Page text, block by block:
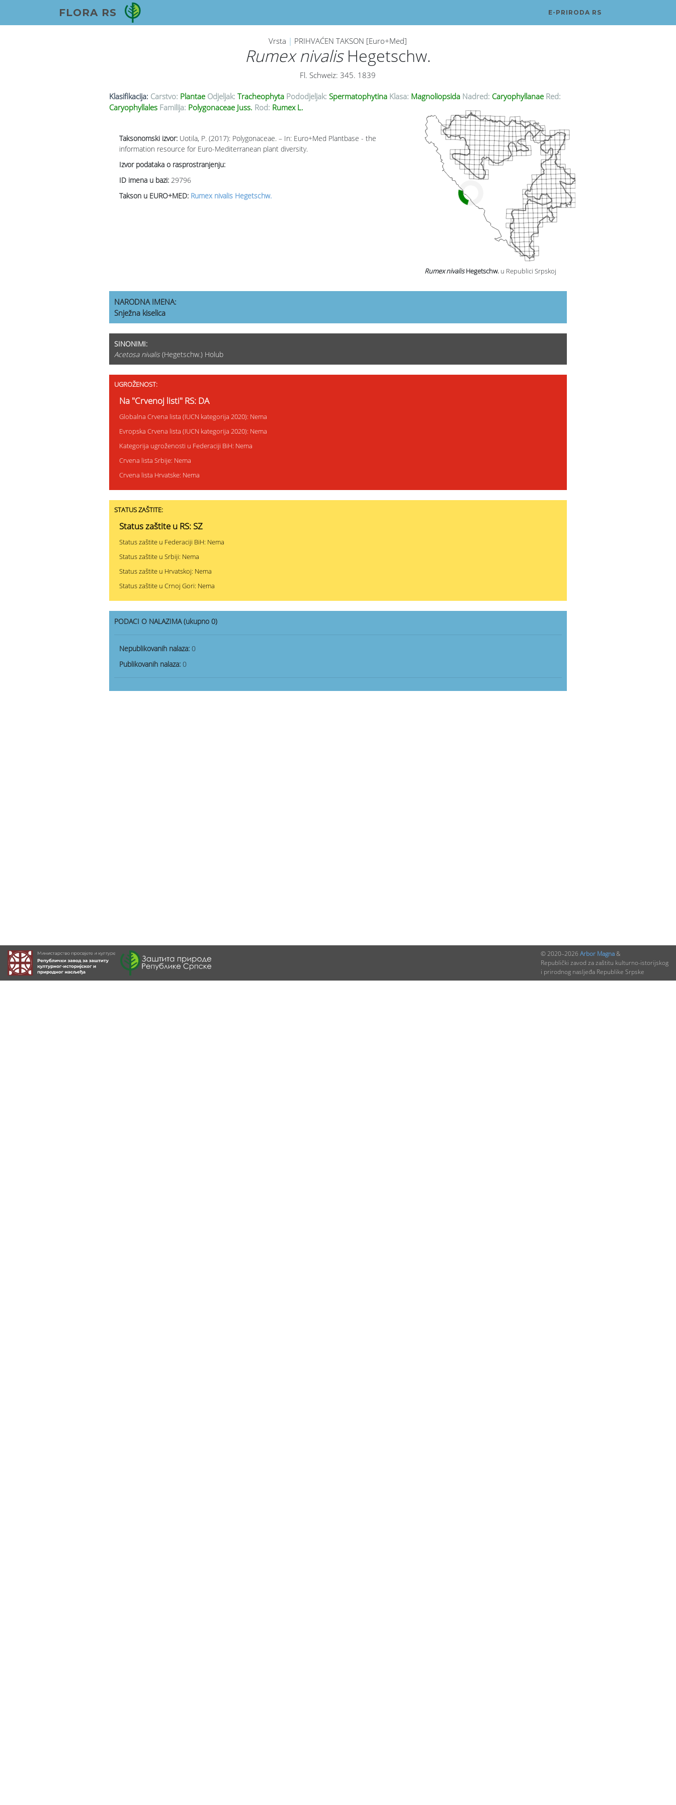
FLORA RS E-PRIRODA RS
Vrsta | PRIHVAĆEN TAKSON [Euro+Med]
Rumex nivalisHegetschw.
Fl. Schweiz: 345. 1839
Klasifikacija: Carstvo: Plantae Odjeljak: Tracheophyta Pododjeljak: Spermatophytina Klasa: Magnoliopsida Nadred: Caryophyllanae Red:
Caryophyllales Familija: Polygonaceae Juss. Rod: Rumex L.
Taksonomski izvor: Uotila, P. (2017): Polygonaceae. – In: Euro+Med Plantbase - the
information resource for Euro-Mediterranean plant diversity.
Izvor podataka o rasprostranjenju:
ID imena u bazi: 29796
Takson u EURO+MED: Rumex nivalis Hegetschw.
Rumex nivalisHegetschw. u Republici Srpskoj
NARODNA IMENA:
Snježna kiselica
SINONIMI:
Acetosa nivalis(Hegetschw.) Holub
UGROŽENOST:
Na "Crvenoj listi" RS: DA
Globalna Crvena lista (IUCN kategorija 2020): Nema
Evropska Crvena lista (IUCN kategorija 2020): Nema
Kategorija ugroženosti u Federaciji BiH: Nema
Crvena lista Srbije: Nema
Crvena lista Hrvatske: Nema
STATUS ZAŠTITE:
Status zaštite u RS: SZ
Status zaštite u Federaciji BiH: Nema
Status zaštite u Srbiji: Nema
Status zaštite u Hrvatskoj: Nema
Status zaštite u Crnoj Gori: Nema
PODACI O NALAZIMA (ukupno 0)
Nepublikovanih nalaza: 0
Publikovanih nalaza: 0
© 2020–2026 Arbor Magna&
Republički zavod za zaštitu kulturno-istorijskog
i prirodnog nasljeđa Republike Srpske